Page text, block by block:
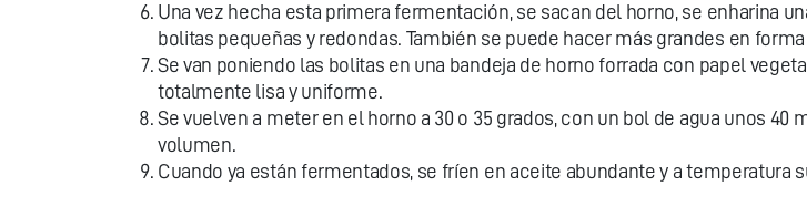
Una vez hecha esta primera fermentación, se sacan del horno, se enharina
bolitas pequeñas y redondas. También se puede hacer más grandes en
Se van poniendo las bolitas en una bandeja de horno forrada con papel
totalmente lisa y uniforme.
Se vuelven a meter en el horno a 30 o 35 grados, con un bol de agua unos
volumen.
Cuando ya están fermentados, se fríen en aceite abundante y a temperatura